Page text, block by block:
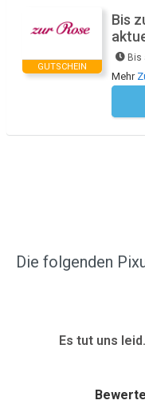
GUTSCHEIN
Bis
Bis
Mehr
Die folgenden
Es tut uns